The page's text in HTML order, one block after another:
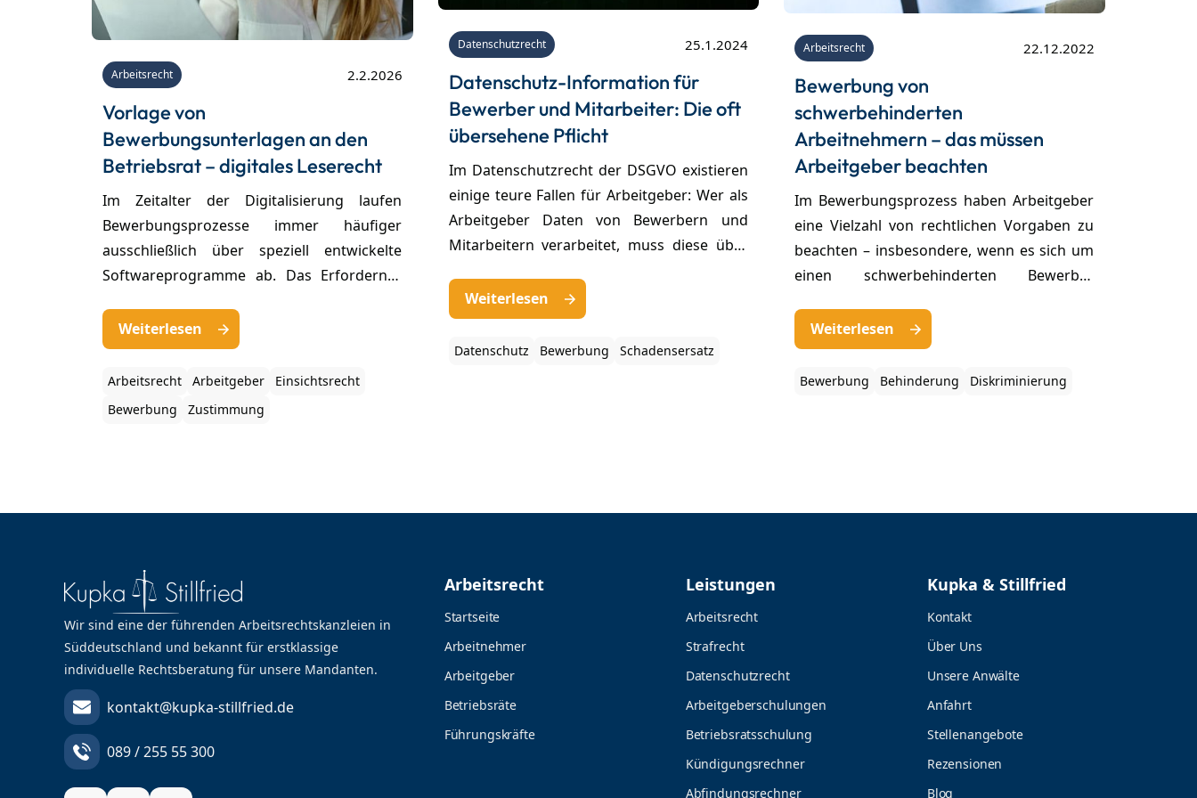
Arbeitsrecht 2.2.2026
Vorlage von
Bewerbungsunterlagen an den
Betriebsrat – digitales Leserecht
Im Zeitalter der Digitalisierung laufen
Bewerbungsprozesse immer häufiger
ausschließlich über speziell entwickelte
Softwareprogramme ab. Das Erfordernis,
einzureichen, findet sich nur noch
vereinzelt. Wie in derart digitalisierten
Bewerbungsverfahren die
Bewerbungsunterlagen des jeweiligen
Weiterlesen
Arbeitsrecht Arbeitgeber
Einsichtsrecht
Bewerbung
Zustimmung
Datenschutzrecht 25.1.2024
Datenschutz-Information für
Bewerber und Mitarbeiter: Die oft
übersehene Pflicht
Im Datenschutzrecht der DSGVO existieren
einige teure Fallen für Arbeitgeber: Wer als
Arbeitgeber Daten von Bewerbern und
Mitarbeitern verarbeitet, muss diese über
Informationsschreiben unterrichten. Das
wird im Arbeitsalltag oft übersehen, obwohl
bei Verstößen empfindliche Bußgelder
Weiterlesen
Datenschutz Bewerbung Schadensersatz
Arbeitsrecht 22.12.2022
Bewerbung von
schwerbehinderten
Arbeitnehmern – das müssen
Arbeitgeber beachten
Im Bewerbungsprozess haben Arbeitgeber
eine Vielzahl von rechtlichen Vorgaben zu
beachten – insbesondere, wenn es sich um
einen schwerbehinderten Bewerber
schwerbehinderten Menschen gelten
nämlich besondere Pflichten, die
Arbeitgeber unbedingt kennen sollten. Die
Weiterlesen
Bewerbung Behinderung Diskriminierung
Wir sind eine der führenden Arbeitsrechtskanzleien in
Süddeutschland und bekannt für erstklassige
individuelle Rechtsberatung für unsere Mandanten.
kontakt@kupka-stillfried.de
089 / 255 55 300
Arbeitsrecht
Startseite
Arbeitnehmer
Arbeitgeber
Betriebsräte
Führungskräfte
Leistungen
Arbeitsrecht
Strafrecht
Datenschutzrecht
Arbeitgeberschulungen
Betriebsratsschulung
Kündigungsrechner
Abfindungsrechner
Kupka & Stillfried
Kontakt
Über Uns
Unsere Anwälte
Anfahrt
Stellenangebote
Rezensionen
Blog